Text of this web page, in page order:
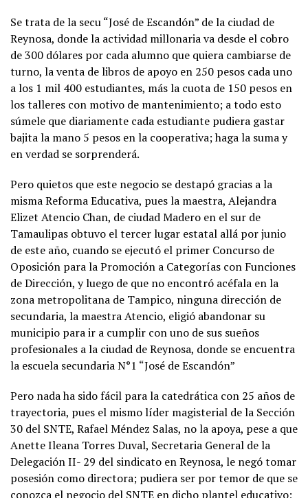
Se trata de la secu “José de Escandón” de la ciudad de
Reynosa, donde la actividad millonaria va desde el cobro
de 300 dólares por cada alumno que quiera cambiarse de
turno, la venta de libros de apoyo en 250 pesos cada uno
a los 1 mil 400 estudiantes, más la cuota de 150 pesos en
los talleres con motivo de mantenimiento; a todo esto
súmele que diariamente cada estudiante pudiera gastar
bajita la mano 5 pesos en la cooperativa; haga la suma y
en verdad se sorprenderá.
Pero quietos que este negocio se destapó gracias a la
misma Reforma Educativa, pues la maestra, Alejandra
Elizet Atencio Chan, de ciudad Madero en el sur de
Tamaulipas obtuvo el tercer lugar estatal allá por junio
de este año, cuando se ejecutó el primer Concurso de
Oposición para la Promoción a Categorías con Funciones
de Dirección, y luego de que no encontró acéfala en la
zona metropolitana de Tampico, ninguna dirección de
secundaria, la maestra Atencio, eligió abandonar su
municipio para ir a cumplir con uno de sus sueños
profesionales a la ciudad de Reynosa, donde se encuentra
la escuela secundaria N°1 “José de Escandón”
Pero nada ha sido fácil para la catedrática con 25 años de
trayectoria, pues el mismo líder magisterial de la Sección
30 del SNTE, Rafael Méndez Salas, no la apoya, pese a que
Anette Ileana Torres Duval, Secretaria General de la
Delegación II- 29 del sindicato en Reynosa, le negó tomar
posesión como directora; pudiera ser por temor de que se
conozca el negocio del SNTE en dicho plantel educativo;